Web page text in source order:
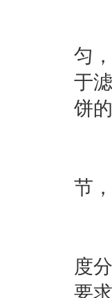
匀
于
饼
节
度
要